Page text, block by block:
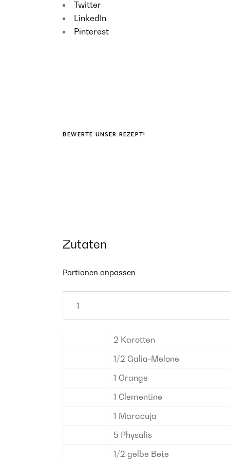
Twitter
LinkedIn
Pinterest
BEWERTE UNSER REZEPT!
Zutaten
Portionen anpassen
2 Karotten
1/2 Galia-Melone
1 Orange
1 Clementine
1 Maracuja
5 Physalis
1/2 gelbe Bete